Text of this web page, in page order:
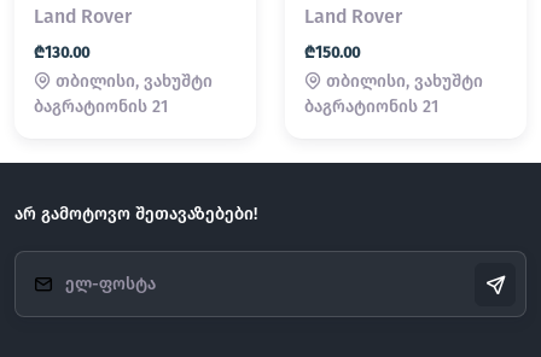
Land Rover
₾130.00
თბილისი, ვახუშტი
ბაგრატიონის 21
Land Rover
₾150.00
თბილისი, ვახუშტი
ბაგრატიონის 21
არ გამოტოვო შეთავაზებები!